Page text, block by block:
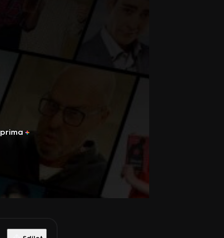
prima